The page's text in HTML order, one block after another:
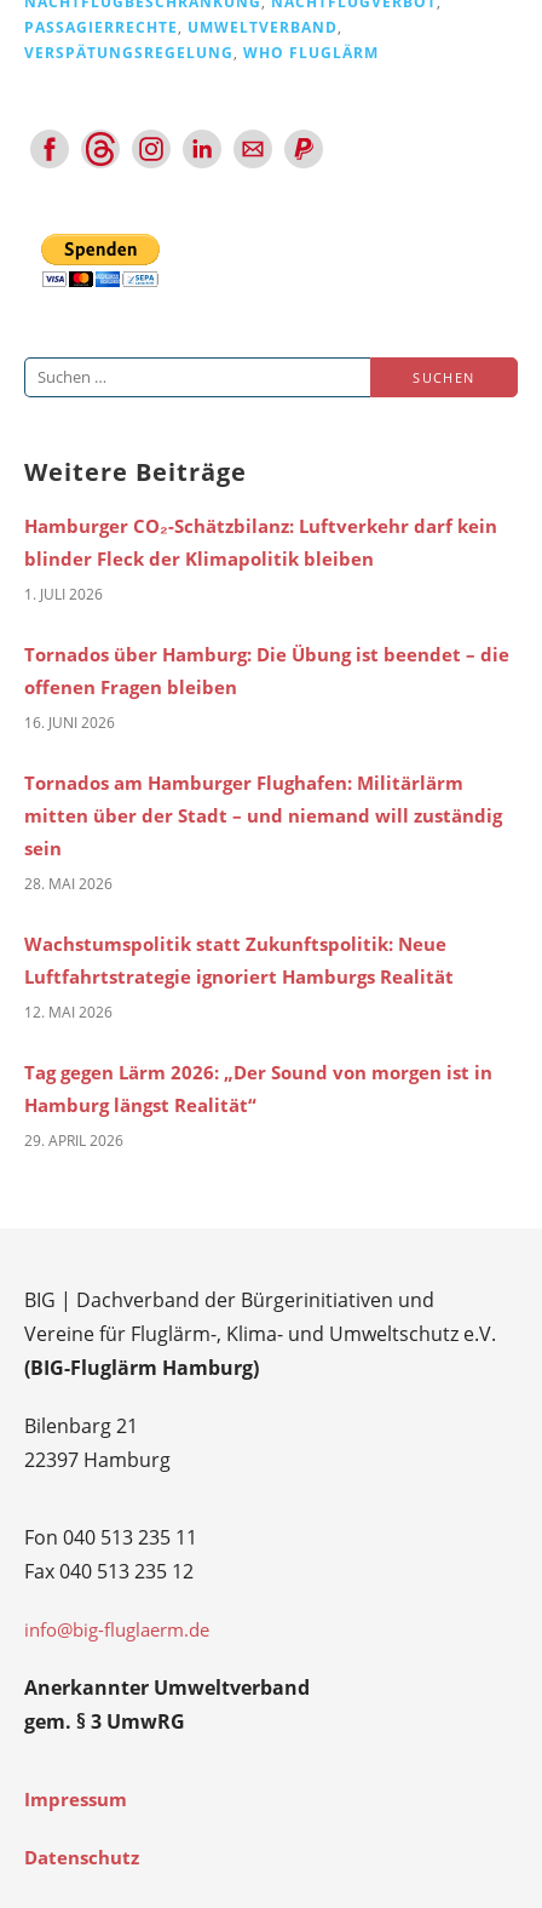
PASSAGIERRECHTE
UMWELTVERBAND
VERSPÄTUNGSREGELUNG
WHO FLUGLÄRM
Suchen
Weitere Beiträge
Hamburger CO₂-Schätzbilanz: Luftverkehr darf kein
blinder Fleck der Klimapolitik bleiben
1. JULI 2026
Tornados über Hamburg: Die Übung ist beendet – die
offenen Fragen bleiben
16. JUNI 2026
Tornados am Hamburger Flughafen: Militärlärm
mitten über der Stadt – und niemand will zuständig
sein
28. MAI 2026
Wachstumspolitik statt Zukunftspolitik: Neue
Luftfahrtstrategie ignoriert Hamburgs Realität
12. MAI 2026
Tag gegen Lärm 2026: „Der Sound von morgen ist in
Hamburg längst Realität“
29. APRIL 2026
BIG | Dachverband der Bürgerinitiativen und
Vereine für Fluglärm-, Klima- und Umweltschutz e.V.
(BIG-Fluglärm Hamburg)
Bilenbarg 21
22397 Hamburg
Fon 040 513 235 11
Fax 040 513 235 12
info@big-fluglaerm.de
Anerkannter Umweltverband
gem. § 3 UmwRG
Impressum
Datenschutz